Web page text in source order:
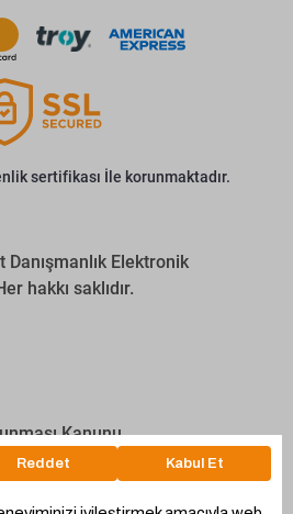
sertifikası İle korunmaktadır.
Elektronik
hakkı saklıdır.
Kanunu